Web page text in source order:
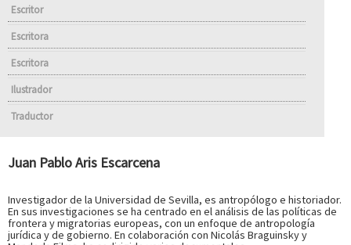
Escritor
Escritora
Escritora
Ilustrador
Traductor
Juan Pablo Aris Escarcena
Investigador de la Universidad de Sevilla, es antropólogo e historiador.
En sus investigaciones se ha centrado en el análisis de las políticas de
frontera y migratorias europeas, con un enfoque de antropología
jurídica y de gobierno. En colaboración con Nicolás Braguinsky y